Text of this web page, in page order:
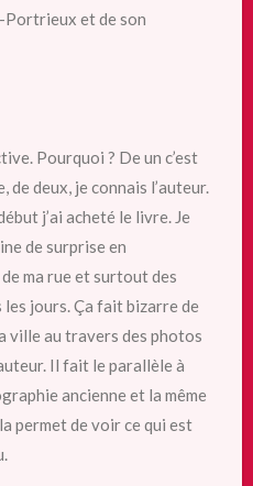
et de son
Pourquoi ? De un c’est
de deux, je connais l’auteur.
j’ai acheté le livre. Je
de surprise en
de ma rue et surtout des
les jours. Ça fait bizarre de
ville au travers des photos
Il fait le parallèle à
ancienne et la même
permet de voir ce qui est